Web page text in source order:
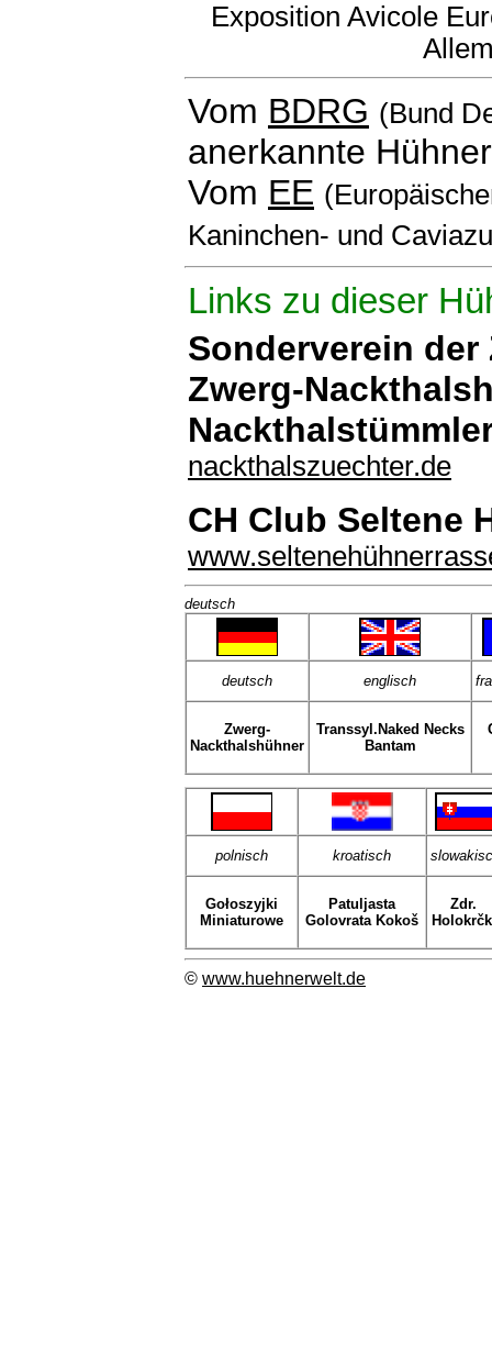
Exposition Avicole
Vom BDRG (Bund
anerkannte
Vom EE
Kaninchen- und
Links zu dieser
Sonderverein
Zwerg-
nackthalszuechter.de
CH Club Seltene
deutsch
deutsch englisch
Zwerg-
Nackthalshühner
Transsyl.Naked Necks
Bantam
polnisch kroatisch
Gołoszyjki
Miniaturowe
Patuljasta
Golovrata Kokoš
Zdr.
© www.huehnerwelt.de